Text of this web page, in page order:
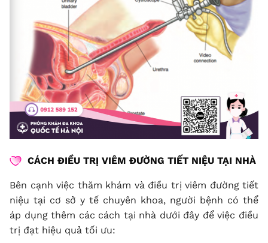
CÁCH ĐIỀU TRỊ VIÊM ĐƯỜNG TIẾT NIỆU TẠI NHÀ
Bên cạnh việc thăm khám và điều trị viêm đường tiết
niệu tại cơ sở y tế chuyên khoa, người bệnh có thể
áp dụng thêm các cách tại nhà dưới đây để việc điều
trị đạt hiệu quả tối ưu: